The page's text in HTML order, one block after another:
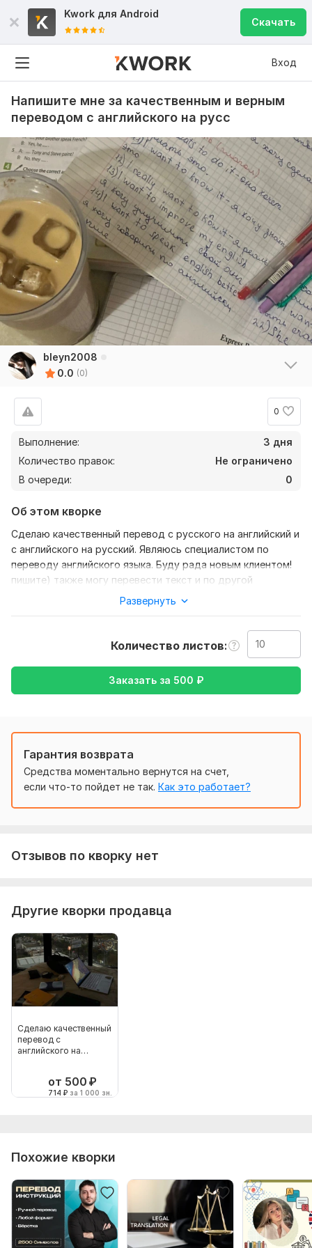
Kwork для Android
Скачать
Вход
Напишите мне за качественным и верным
переводом с английского на русс
bleyn2008
0.0 (0)
0
Выполнение:
3 дня
Количество правок:
Не ограничено
В очереди:
0
Об этом кворке
Сделаю качественный перевод с русского на английский и
с английского на русский. Являюсь специалистом по
переводу английского языка. Буду рада новым клиентом!
пишите) также могу перевести текст и по другой
Желательно текст в формате документа. Предупреждать
если заказ срочный, также уточнять переводить с
русского на английский или же с английского на русский.
Тематика:
Язык перевода:
с Русского на Английский
Объем услуги в кворке: 10 листов
Развернуть
Количество листов
Заказать за 500 ₽
Гарантия возврата
Средства моментально вернутся на счет,
если что-то пойдет не так. Как это работает?
Отзывов по кворку нет
Другие кворки продавца
Сделаю качественный
перевод с
английского на
от 500 ₽
714 ₽ за 1 000 зн.
Похожие кворки